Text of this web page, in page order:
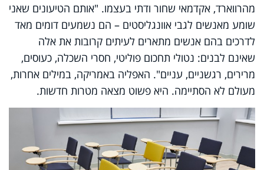
מהרווארד, אקדמאי שחור ודתי בעצמו. "אותם הטיעונים שאני
שומע מאנשים לגבי אוונגליסטים – הם נשמעים דומים מאד
לדרכים בהם אנשים מתארים לעיתים קרובות את אלה
שאינם לבנים: נטולי תחכום פוליטי, חסרי השכלה, כעוסים,
מרירים, רגשניים, עניים". האפליה באמריקה, במילים אחרות,
מעולם לא הסתיימה. היא פשוט מצאה מטרות חדשות.